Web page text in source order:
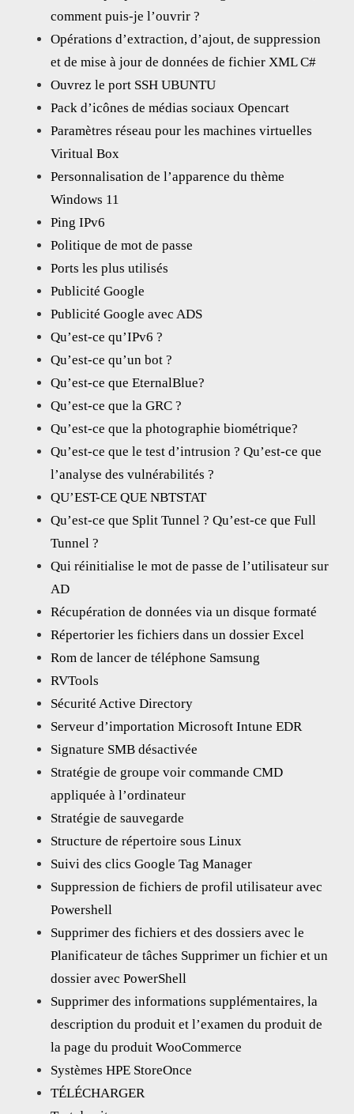
comment puis-je l’ouvrir ?
Opérations d’extraction, d’ajout, de suppression
et de mise à jour de données de fichier XML C#
Ouvrez le port SSH UBUNTU
Pack d’icônes de médias sociaux Opencart
Paramètres réseau pour les machines virtuelles
Viritual Box
Personnalisation de l’apparence du thème
Windows 11
Ping IPv6
Politique de mot de passe
Ports les plus utilisés
Publicité Google
Publicité Google avec ADS
Qu’est-ce qu’IPv6 ?
Qu’est-ce qu’un bot ?
Qu’est-ce que EternalBlue?
Qu’est-ce que la GRC ?
Qu’est-ce que la photographie biométrique?
Qu’est-ce que le test d’intrusion ? Qu’est-ce que
l’analyse des vulnérabilités ?
QU’EST-CE QUE NBTSTAT
Qu’est-ce que Split Tunnel ? Qu’est-ce que Full
Tunnel ?
Qui réinitialise le mot de passe de l’utilisateur sur
AD
Récupération de données via un disque formaté
Répertorier les fichiers dans un dossier Excel
Rom de lancer de téléphone Samsung
RVTools
Sécurité Active Directory
Serveur d’importation Microsoft Intune EDR
Signature SMB désactivée
Stratégie de groupe voir commande CMD
appliquée à l’ordinateur
Stratégie de sauvegarde
Structure de répertoire sous Linux
Suivi des clics Google Tag Manager
Suppression de fichiers de profil utilisateur avec
Powershell
Supprimer des fichiers et des dossiers avec le
Planificateur de tâches Supprimer un fichier et un
dossier avec PowerShell
Supprimer des informations supplémentaires, la
description du produit et l’examen du produit de
la page du produit WooCommerce
Systèmes HPE StoreOnce
TÉLÉCHARGER